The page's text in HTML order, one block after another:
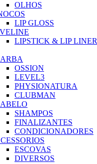
OLHOS
LIP GLOSS
LIPSTICK & LIP LINER
OSSION
LEVEL3
PHYSIONATURA
CLUBMAN
SHAMPOS
FINALIZANTES
CONDICIONADORES
ESCOVAS
DIVERSOS